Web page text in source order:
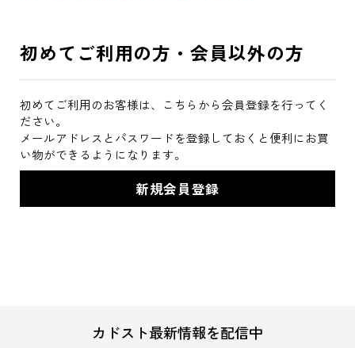
初めてご利用の方・会員以外の方
初めてご利用のお客様は、こちらから会員登録を行ってく
ださい。
メールアドレスとパスワードを登録しておくと便利にお買
い物ができるようになります。
カドスト最新情報を配信中